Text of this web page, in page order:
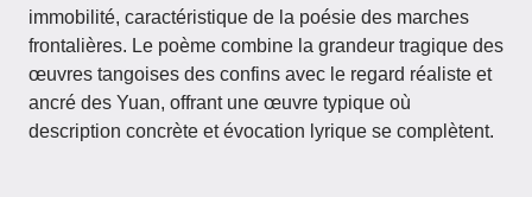
immobilité, caractéristique de la poésie des marches
frontalières. Le poème combine la grandeur tragique des
œuvres tangoises des confins avec le regard réaliste et
ancré des Yuan, offrant une œuvre typique où
description concrète et évocation lyrique se complètent.